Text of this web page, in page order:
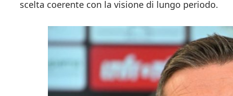
scelta coerente con la visione di lungo periodo.